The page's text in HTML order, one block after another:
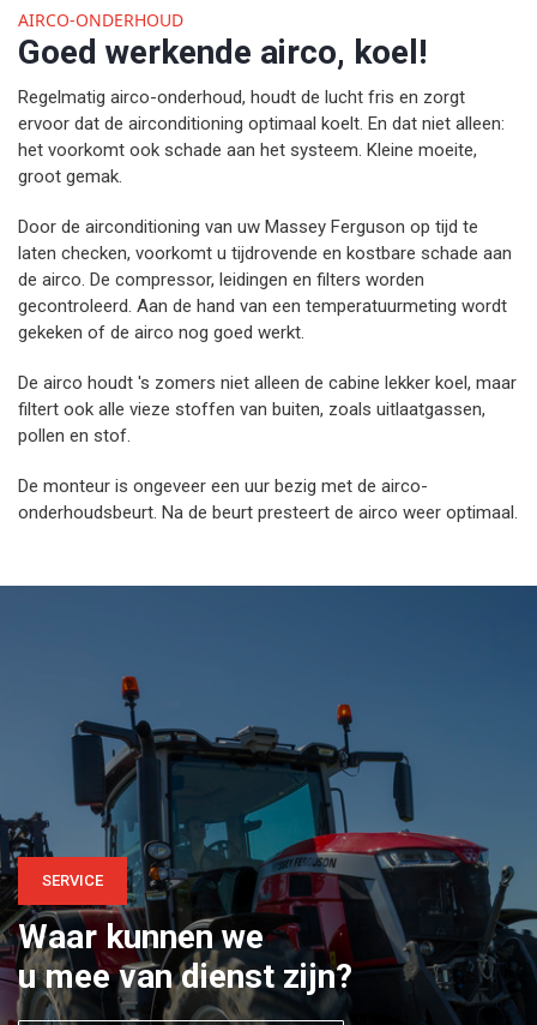
AIRCO-ONDERHOUD
Goed werkende airco, koel!
Regelmatig airco-onderhoud, houdt de lucht fris en zorgt
ervoor dat de airconditioning optimaal koelt. En dat niet alleen:
het voorkomt ook schade aan het systeem. Kleine moeite,
groot gemak.
Door de airconditioning van uw Massey Ferguson op tijd te
laten checken, voorkomt u tijdrovende en kostbare schade aan
de airco. De compressor, leidingen en filters worden
gecontroleerd. Aan de hand van een temperatuurmeting wordt
gekeken of de airco nog goed werkt.
De airco houdt 's zomers niet alleen de cabine lekker koel, maar
filtert ook alle vieze stoffen van buiten, zoals uitlaatgassen,
pollen en stof.
De monteur is ongeveer een uur bezig met de airco-
onderhoudsbeurt. Na de beurt presteert de airco weer optimaal.
SERVICE
Waar kunnen we
u mee van dienst zijn?